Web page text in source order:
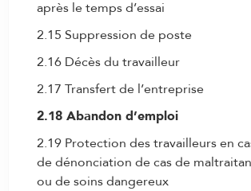
après le temps d’essai
2.15 Suppression de poste
2.16 Décès du travailleur
2.17 Transfert de l’entreprise
2.18 Abandon d’emploi
2.19 Protection des travailleurs en
de dénonciation de cas de
ou de soins dangereux